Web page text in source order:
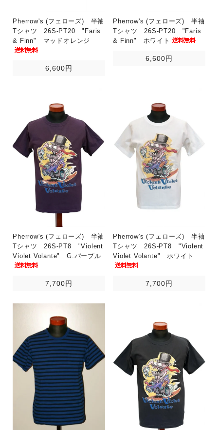
Pherrow's (フェローズ) 半袖
Tシャツ 26S-PT20 "Faris
& Finn" マッドオレンジ
6,600円
Pherrow's (フェローズ) 半袖
Tシャツ 26S-PT20 "Faris
& Finn" ホワイト
6,600円
Pherrow's (フェローズ) 半袖
Tシャツ 26S-PT8 "Violent
Violet Volante" G.パープル
7,700円
Pherrow's (フェローズ) 半袖
Tシャツ 26S-PT8 "Violent
Violet Volante" ホワイト
7,700円